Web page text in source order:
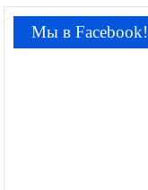
Мы в Facebook!